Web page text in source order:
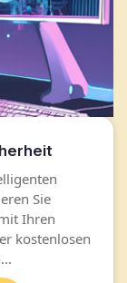
Sie
Ihren
kostenlosen